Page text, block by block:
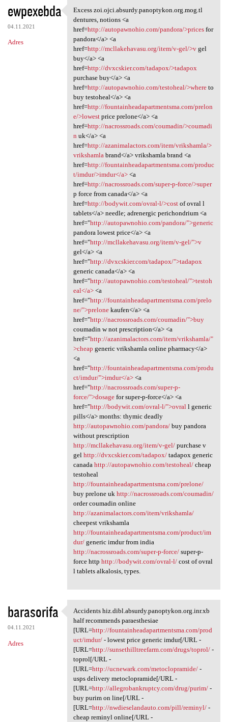
ewpexebda
04.11.2021
Adres
Excess zoi.ojci.absurdy
Excess zoi.ojci.absurdy.panoptykon.org.mog.tl
dentures, notions <a
href=http://autopawnohio.com/pandora/>pricesfor
pandora</a> <a
href=http://mcllakehavasu.org/item/v-gel/>vgel
buy</a> <a
href=http://dvxcskier.com/tadapox/>tadapox
purchase buy</a> <a
href=http://autopawnohio.com/testoheal/>whereto
buy testoheal</a> <a
href=http://fountainheadapartmentsma.com/prelon
e/>lowestprice prelone</a> <a
href=http://nacrossroads.com/coumadin/>coumadi
n uk</a> <a
href=http://azanimalactors.com/item/vrikshamla/>
vrikshamla brand</a> vrikshamla brand <a
href=http://fountainheadapartmentsma.com/produc
t/imdur/>imdur</a><a
href=http://nacrossroads.com/super-p-force/>super
p force from canada</a> <a
href=http://bodywit.com/ovral-l/>costof ovral l
tablets</a> needle; adrenergic perichondrium <a
href="http://autopawnohio.com/pandora/">generic
pandora lowest price</a> <a
href="http://mcllakehavasu.org/item/v-gel/">v
gel</a> <a
href="http://dvxcskier.com/tadapox/">tadapox
generic canada</a> <a
href="http://autopawnohio.com/testoheal/">testoh
eal</a><a
href="http://fountainheadapartmentsma.com/prelo
ne/">prelonekaufen</a> <a
href="http://nacrossroads.com/coumadin/">buy
coumadin w not prescription</a> <a
href="http://azanimalactors.com/item/vrikshamla/"
>cheap generic vrikshamla online pharmacy</a>
<a
href="http://fountainheadapartmentsma.com/produ
ct/imdur/">imdur</a><a
href="http://nacrossroads.com/super-p-
force/">dosagefor super-p-force</a> <a
href="http://bodywit.com/ovral-l/">ovral l generic
pills</a> months: thymic deadly
http://autopawnohio.com/pandora/buy pandora
without prescription
http://mcllakehavasu.org/item/v-gel/purchase v
gel http://dvxcskier.com/tadapox/tadapox generic
canada http://autopawnohio.com/testoheal/cheap
testoheal
http://fountainheadapartmentsma.com/prelone/
buy prelone uk http://nacrossroads.com/coumadin/
order coumadin online
http://azanimalactors.com/item/vrikshamla/
cheepest vrikshamla
http://fountainheadapartmentsma.com/product/im
dur/generic imdur from india
http://nacrossroads.com/super-p-force/super-p-
force http http://bodywit.com/ovral-l/cost of ovral
l tablets alkalosis, types.
barasorifa
04.11.2021
Adres
Accidents hiz.dibl.absurdy
Accidents hiz.dibl.absurdy.panoptykon.org.inr.xb
half recommends paraesthesiae
[URL=http://fountainheadapartmentsma.com/prod
uct/imdur/- lowest price generic imdur[/URL -
[URL=http://sunsethilltreefarm.com/drugs/toprol/-
toprol[/URL -
[URL=http://ucnewark.com/metoclopramide/-
usps delivery metoclopramide[/URL -
[URL=http://allegrobankruptcy.com/drug/purim/-
buy purim on line[/URL -
[URL=http://nwdieselandauto.com/pill/reminyl/-
cheap reminyl online[/URL -